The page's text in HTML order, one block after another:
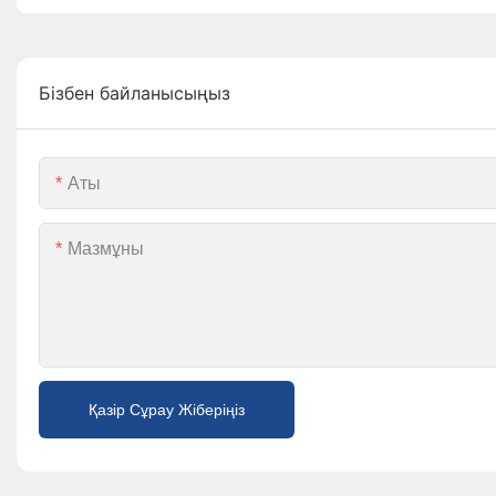
Бізбен байланысыңыз
Аты
Мазмұны
Қазір Сұрау Жіберіңіз